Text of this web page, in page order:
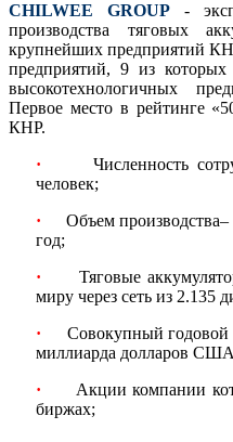
CHILWEE GROUP -
производства тяговых
крупнейших предприятий
предприятий, 9 из
высокотехнологичных
Первое место в рейтинге
КНР.
·
Численность
человек;
·
Объем
год;
·
Тяговые
миру через сеть из 2.135
·
Совокупный
миллиарда долларов
·
Акции компании
биржах;